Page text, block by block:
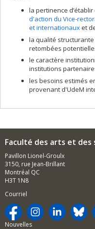
la pertinence
d'action du Vice-
et internationauxet
la qualité
retombées
le caractère
institutions
les besoins estimés
provenant d'UdeM
Faculté des arts et des
Pavillon Lionel-Groulx
3150, rue Jean-Brillant
Montréal QC
H3T 1N8
Courriel
Nouvelles